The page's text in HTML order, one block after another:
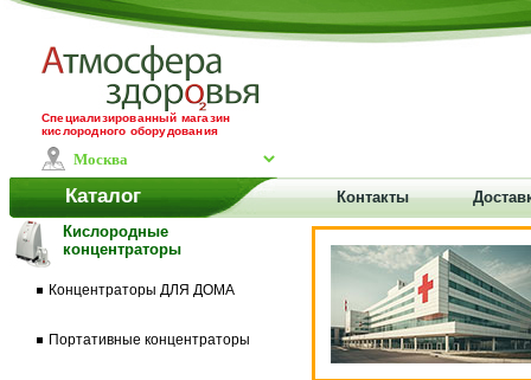
Специализированный магазин
кислородного оборудования
Каталог Контакты
Кислородные
концентраторы
Концентраторы ДЛЯ ДОМА
Портативные концентраторы